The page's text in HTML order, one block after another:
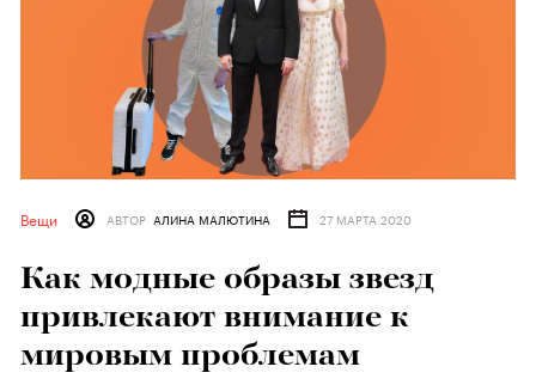
Вещи АВТОР АЛИНА МАЛЮТИНА 27 МАРТА 2020
Как модные образы звезд
привлекают внимание к
мировым проблемам